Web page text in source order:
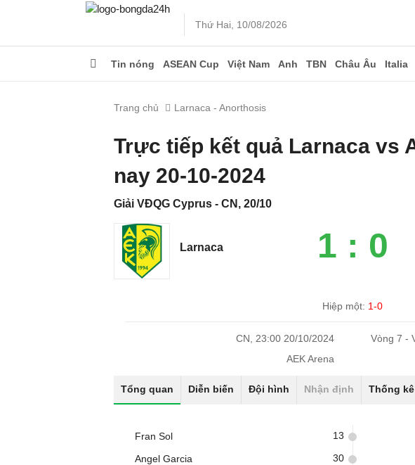
Thứ Hai, 10/08/2026
Tin nóng ASEAN Cup Việt Nam Anh TBN Châu Âu Italia
Trang chủ Larnaca - Anorthosis
Trực tiếp kết quả Larnaca vs
nay 20-10-2024
Giải VĐQG Cyprus - CN, 20/10
Larnaca 1 : 0
Hiệp một: 1-0
CN, 23:00 20/10/2024
Vòng 7 -
AEK Arena
Tổng quan Diễn biến Đội hình Nhận định Thống kê
Fran Sol 13
Angel Garcia 30